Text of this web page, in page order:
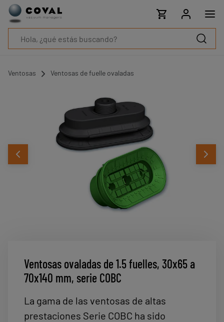
Ventosas Ventosas de fuelle ovaladas
Ventosas ovaladas de 1.5 fuelles, 30x65 a
70x140 mm, serie COBC
La gama de las ventosas de altas
prestaciones Serie COBC ha sido
Productos
Industrias
Tecnologías
Recursos
Contacto